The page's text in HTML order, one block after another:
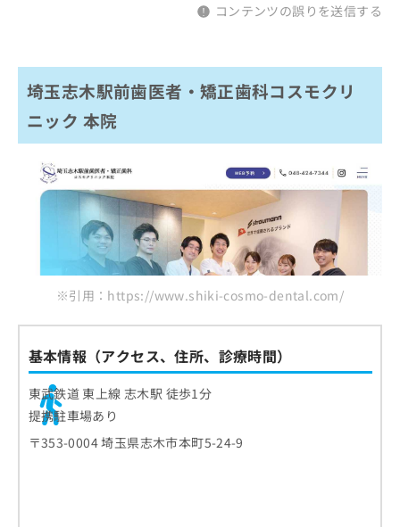
コンテンツの誤りを送信する
埼玉志木駅前歯医者・矯正歯科コスモクリ
ニック 本院
※引用：https://www.shiki-cosmo-dental.com/
基本情報（アクセス、住所、診療時間）
東武鉄道 東上線 志木駅 徒歩1分
提携駐車場あり
〒353-0004 埼玉県志木市本町5-24-9